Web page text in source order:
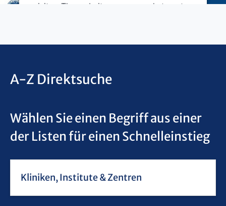
visitor. The website owner needs to setup
Powered byUsercentrics Consent Management
A-Z Direktsuche
Wählen Sie einen Begriff aus einer
der Listen für einen Schnelleinstieg